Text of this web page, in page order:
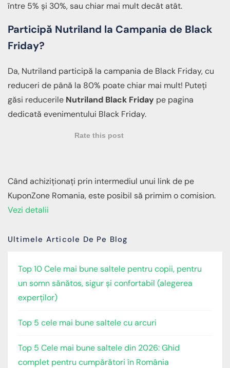
între 5% și 30%, sau chiar mai mult decât atât.
Participă Nutriland la Campania de Black
Friday?
Da, Nutriland participă la campania de Black Friday, cu
reduceri de până la 80% poate chiar mai mult! Puteți
găsi reducerile Nutriland Black Friday pe pagina
dedicată evenimentului Black Friday.
Rate this post
Când achiziționați prin intermediul unui link de pe
KuponZone Romania, este posibil să primim o comision.
Vezi detalii
Ultimele Articole De Pe Blog
Top 10 Cele mai bune saltele pentru copii, pentru
un somn sănătos, sigur și confortabil (alegerea
experților)
Top 5 cele mai bune saltele cu arcuri
Top 5 Cele mai bune saltele din 2026: Ghid
complet pentru cumpărători în România